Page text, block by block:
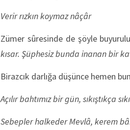
Verir rızkın koymaz nâçâr
Zümer sûresinde de şöyle
kısar. Şüphesiz bunda inanan bir
Birazcık darlığa düşünce hemen
Açılır bahtımız bir gün, sıkıştıkça
Sebepler halkeder Mevlâ, kerem